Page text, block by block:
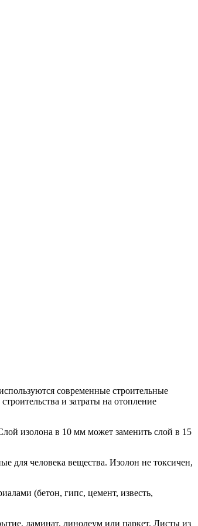
современные строительные
и затраты на отопление
изолона в 10 мм может заменить слой в 15
для человека вещества. Изолон не токсичен,
(бетон, гипс, цемент, известь,
ламинат, линолеум или паркет. Листы из